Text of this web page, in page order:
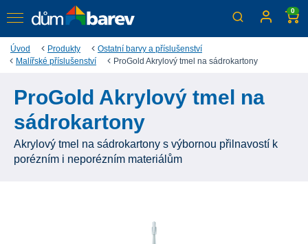
0
Úvod Produkty
Ostatní barvy a příslušenství
Malířské příslušenství
ProGold Akrylový tmel na sádrokartony
ProGold Akrylový tmel na
sádrokartony
Akrylový tmel na sádrokartony s výbornou přilnavostí k
porézním i neporézním materiálům